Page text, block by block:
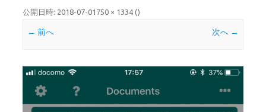
公開日時: 2018-07-01 750 × 1334 ()
← 前へ 次へ →